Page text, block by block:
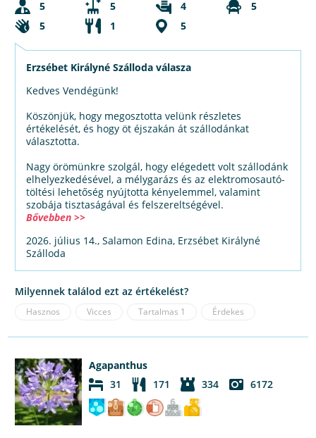
5
5 4
5
5
1 5
Erzsébet Királyné Szálloda válasza
Kedves Vendégünk!
Köszönjük, hogy megosztotta velünk részletes
értékelését, és hogy öt éjszakán át szállodánkat
választotta.
Nagy örömünkre szolgál, hogy elégedett volt szállodánk
elhelyezkedésével, a mélygarázs és az elektromosautó-
töltési lehetőség nyújtotta kényelemmel, valamint
szobája tisztaságával és felszereltségével.
Bővebben >>
2026. július 14., Salamon Edina, Erzsébet Királyné
Szálloda
Milyennek találod ezt az értékelést?
Hasznos Vicces Tartalmas 1 Érdekes
Agapanthus
31
171 334 6172